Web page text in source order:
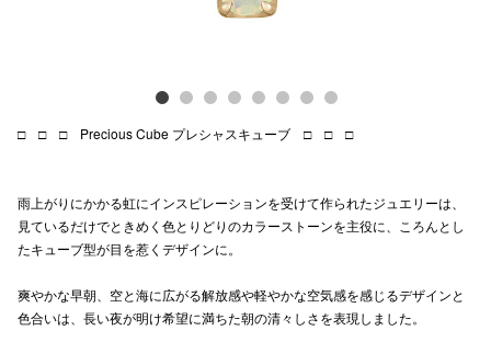
□ □ □ Precious Cube プレシャスキューブ □ □ □
雨上がりにかかる虹にインスピレーションを受けて作られたジュエリーは、
見ているだけでときめく色とりどりのカラーストーンを主役に、ころんとし
たキューブ型が目を惹くデザインに。
爽やかな早朝、空と海に広がる解放感や軽やかな空気感を感じるデザインと
色合いは、長い夜が明け希望に満ちた朝の清々しさを表現しました。
利用規約
ソーシャル